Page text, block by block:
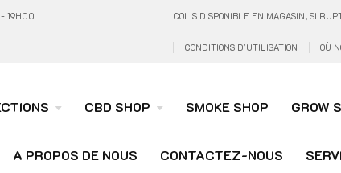
19H00 COLIS DISPONIBLE EN MAGASIN, SI
CONDITIONS D'UTILISATION OÙ
CBD SHOP SMOKE SHOP GROW
A PROPOS DE NOUS CONTACTEZ-NOUS